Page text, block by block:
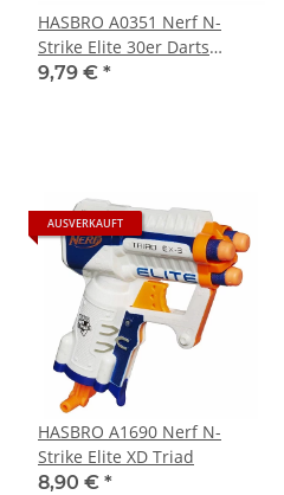
HASBRO A0351 Nerf N-
Strike Elite 30er Darts
Nachfüllpack
9,79 € *
AUSVERKAUFT
HASBRO A1690 Nerf N-
Strike Elite XD Triad
8,90 € *